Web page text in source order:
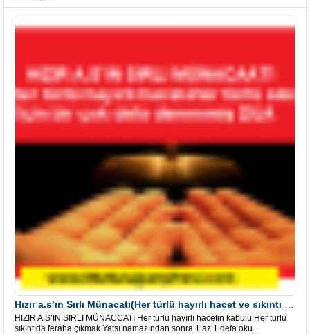
HIZIR A.S’IN SIRLI MÜNACCATI Her türlü hayırlı hacetin kabulü Her türlü
sıkıntıda feraha çıkmak Yatsı namazından sonra 1 az 1 defa oku...